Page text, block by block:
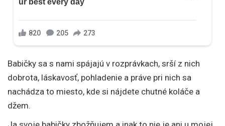
Babičky sa s nami spájajú v rozprávkach, srší z nich
dobrota, láskavosť, pohladenie a práve pri nich sa
nachádza to miesto, kde si nájdete chutné koláče a
džem.